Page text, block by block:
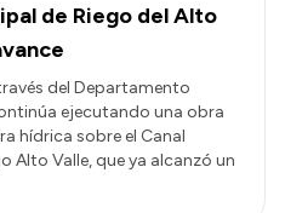
de Riego del Alto
del Departamento
ejecutando una obra
hídrica sobre el Canal
Alto Valle, que ya alcanzó un